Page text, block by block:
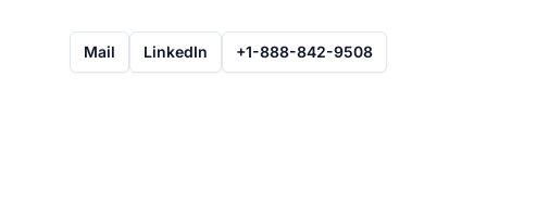
Mail LinkedIn +1-888-842-9508